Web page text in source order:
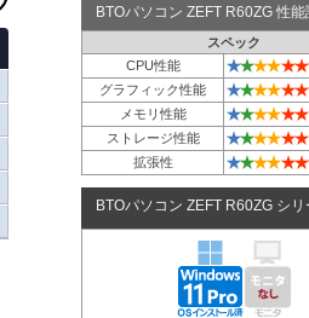
BTOパソコン ZEFT R60ZG 性
スペック
CPU性能
★★★★★★
グラフィック性能 ★★★★★★
メモリ性能 ★★★★★★
ストレージ性能 ★★★★★★
拡張性 ★★★★★★
BTOパソコン ZEFT R60ZG シリ